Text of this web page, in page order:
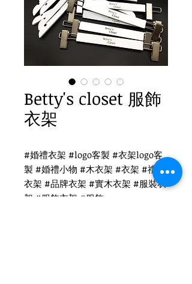
Betty's closet 服飾
衣架
#婚禮衣架 #logo客製 #衣架logo客
製 #婚禮小物 #木衣架 #衣架 #禮品
衣架 #品牌衣架 #實木衣架 #服裝衣
架 #服飾衣架 #服飾